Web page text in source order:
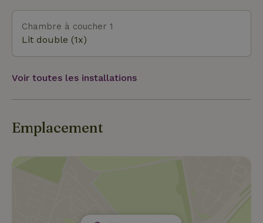
Chambre à coucher 1
Lit double (1x)
Voir toutes les installations
Emplacement